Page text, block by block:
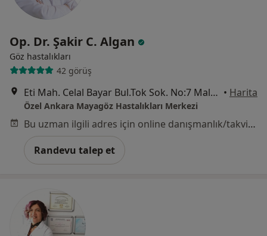
Op. Dr. Şakir C. Algan
Göz hastalıkları
42 görüş
Eti Mah. Celal Bayar Bul.Tok Sok. No:7 Maltepe Çankaya, Ankara • Harita
Özel Ankara Mayagöz Hastalıkları Merkezi
Bu uzman ilgili adres için online danışmanlık/takvim sunmuyor.
Randevu talep et